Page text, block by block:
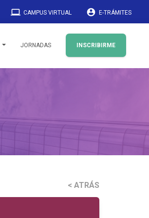
laptop CAMPUS VIRTUAL account_circle E-TRÁMITES
JORNADAS INSCRIBIRME
< ATRÁS